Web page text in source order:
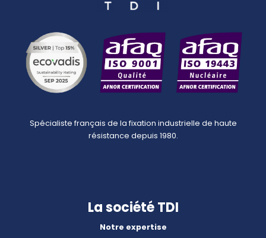
Spécialiste français de la fixation industrielle de haute
résistance depuis 1980.
La société TDI
Notre expertise